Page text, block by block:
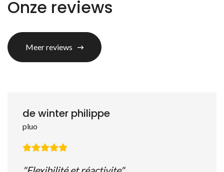
Onze reviews
Meer reviews
de winter philippe
pluo